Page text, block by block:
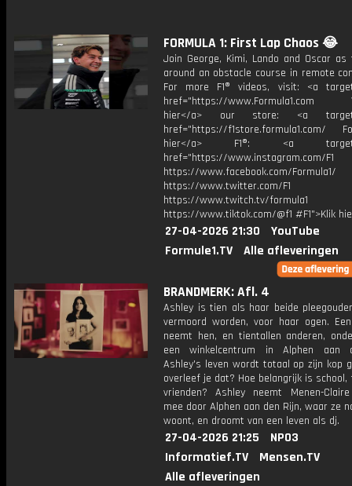
FORMULA 1: First Lap Chaos 😂
Join George, Kimi, Lando and Oscar as
around an obstacle course in remote
For more F1® videos, visit: <a
href="https://www.Formula1.com
hier</a> our store: <a
href="https://f1store.formula1.com/
hier</a> F1®: <a
href="https://www.instagram.com/F1
https://www.facebook.com/Formula1/
https://www.twitter.com/F1
https://www.twitch.tv/formula1
https://www.tiktok.com/@f1 #F1">Klik
27-04-2026 21:30
YouTube
Formule1.TV
Alle afleveringen
BRANDMERK: Afl. 4
Ashley is tien als haar beide
vermoord worden, voor haar ogen.
neemt hen, en tientallen anderen,
een winkelcentrum in Alphen aan
Ashley's leven wordt totaal op zijn kop
overleef je dat? Hoe belangrijk is school,
vrienden? Ashley neemt Menen-
mee door Alphen aan den Rijn, waar ze
woont, en droomt van een leven als dj.
27-04-2026 21:25
NPO3
Informatief.TV
Mensen.TV
Alle afleveringen